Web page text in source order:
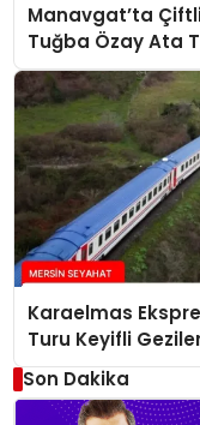
Manavgat’ta
Tuğba Özay Ata
Hazırlanıyor
Karaelmas
Turu Keyifli
Son Dakika